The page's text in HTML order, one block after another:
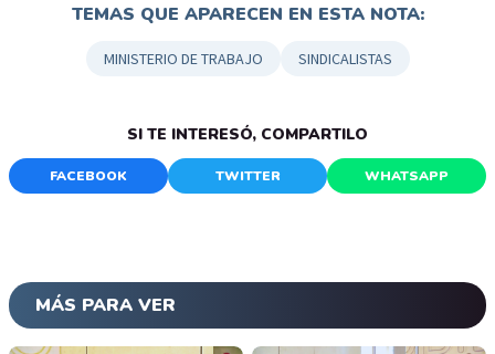
TEMAS QUE APARECEN EN ESTA NOTA:
MINISTERIO DE TRABAJO SINDICALISTAS
SI TE INTERESÓ, COMPARTILO
FACEBOOK TWITTER WHATSAPP
MÁS PARA VER